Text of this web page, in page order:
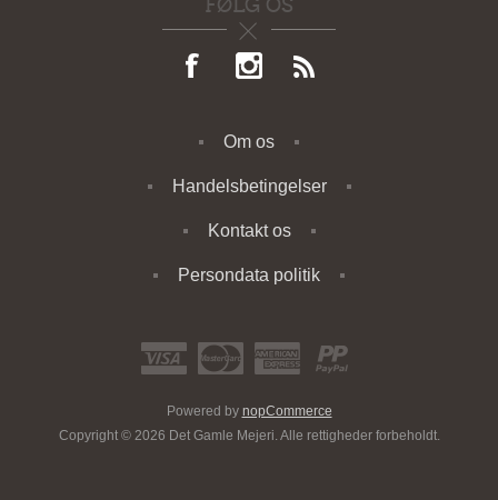
FØLG OS
Om os
Handelsbetingelser
Kontakt os
Persondata politik
Powered by nopCommerce
Copyright © 2026 Det Gamle Mejeri. Alle rettigheder forbeholdt.